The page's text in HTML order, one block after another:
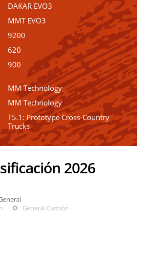
DAKAR EVO3
MMT EVO3
9200
620
900
MM Technology
MM Technology
T5.1: Prototype Cross-Country
Trucks
2026
General Camión